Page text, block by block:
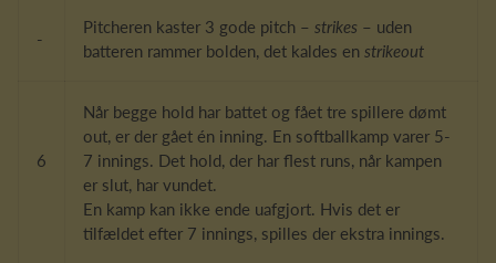
-
Pitcheren kaster 3 gode pitch – strikes – uden
batteren rammer bolden, det kaldes en strikeout
6
Når begge hold har battet og fået tre spillere dømt
out, er der gået én inning. En softballkamp varer 5-
7 innings. Det hold, der har flest runs, når kampen
er slut, har vundet.
En kamp kan ikke ende uafgjort. Hvis det er
tilfældet efter 7 innings, spilles der ekstra innings.